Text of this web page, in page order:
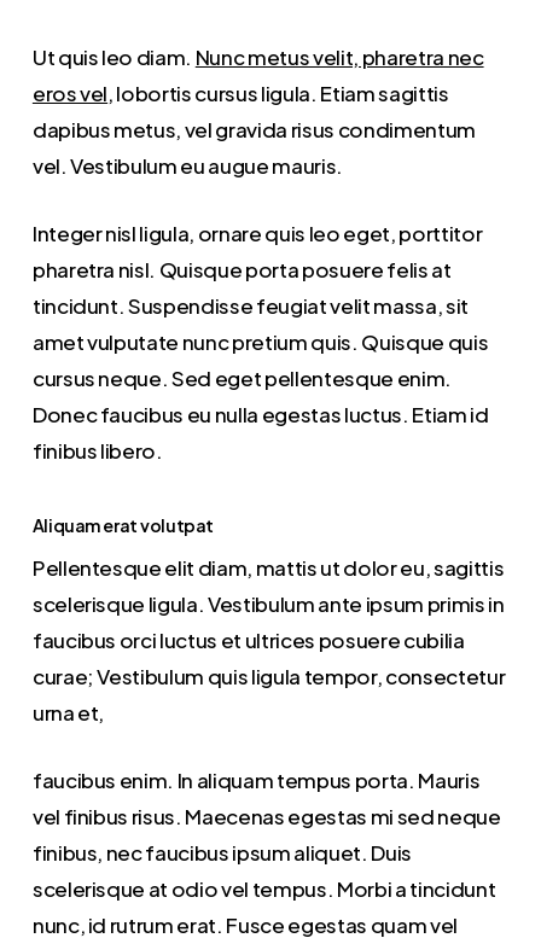
Ut quis leo diam. Nunc metus velit, pharetra nec
eros vel, lobortis cursus ligula. Etiam sagittis
dapibus metus, vel gravida risus condimentum
vel. Vestibulum eu augue mauris.
Integer nisl ligula, ornare quis leo eget, porttitor
pharetra nisl. Quisque porta posuere felis at
tincidunt. Suspendisse feugiat velit massa, sit
amet vulputate nunc pretium quis. Quisque quis
cursus neque. Sed eget pellentesque enim.
Donec faucibus eu nulla egestas luctus. Etiam id
finibus libero.
Aliquam erat volutpat
Pellentesque elit diam, mattis ut dolor eu, sagittis
scelerisque ligula. Vestibulum ante ipsum primis in
faucibus orci luctus et ultrices posuere cubilia
curae; Vestibulum quis ligula tempor, consectetur
urna et,
faucibus enim. In aliquam tempus porta. Mauris
vel finibus risus. Maecenas egestas mi sed neque
finibus, nec faucibus ipsum aliquet. Duis
scelerisque at odio vel tempus. Morbi a tincidunt
nunc, id rutrum erat. Fusce egestas quam vel